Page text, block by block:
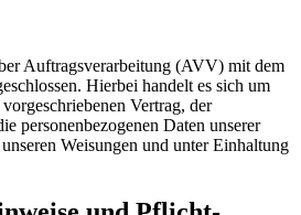
Auftragsverarbeitung (AVV) mit dem
Hierbei handelt es sich um
Vertrag, der
personenbezogenen Daten unserer
Weisungen und unter Einhaltung